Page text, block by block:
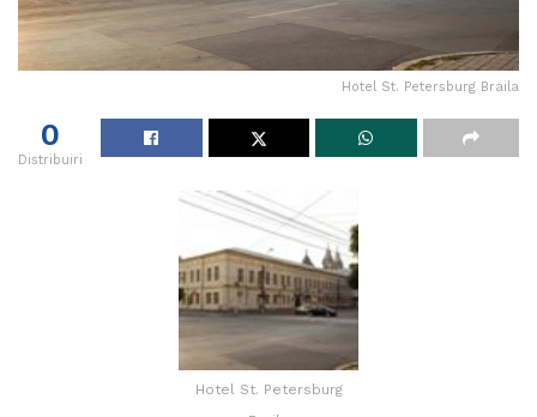
Hotel St. Petersburg Braila
0
Distribuiri
Hotel St. Petersburg